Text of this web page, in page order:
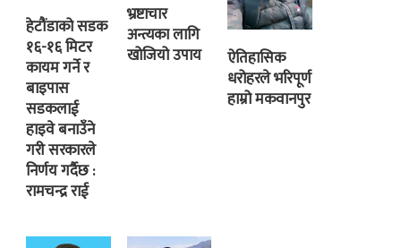
हेटौंडाको सडक
१६-१६ मिटर
कायम गर्ने र
बाइपास
सडकलाई
हाइवे बनाउँने
गरी सरकारले
निर्णय गर्दैछ :
रामचन्द्र राई
भ्रष्टाचार
अन्त्यका लागि
खोजियो उपाय
ऐतिहासिक
धरोहरले भरिपूर्ण
हाम्रो मकवानपुर